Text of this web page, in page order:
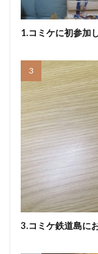
1.コミケに初参加
3.コミケ鉄道島に